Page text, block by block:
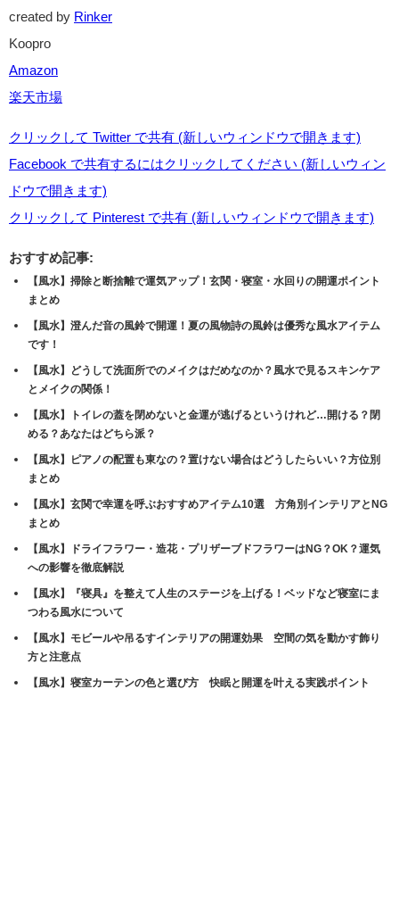
created by Rinker
Koopro
Amazon
楽天市場
クリックして Twitter で共有 (新しいウィンドウで開きます)
Facebook で共有するにはクリックしてください (新しいウィン
ドウで開きます)
クリックして Pinterest で共有 (新しいウィンドウで開きます)
おすすめ記事:
【風水】掃除と断捨離で運気アップ！玄関・寝室・水回りの開運ポイント
まとめ
【風水】澄んだ音の風鈴で開運！夏の風物詩の風鈴は優秀な風水アイテム
です！
【風水】どうして洗面所でのメイクはだめなのか？風水で見るスキンケア
とメイクの関係！
【風水】トイレの蓋を閉めないと金運が逃げるというけれど…開ける？閉
める？あなたはどちら派？
【風水】ピアノの配置も東なの？置けない場合はどうしたらいい？方位別
まとめ
【風水】玄関で幸運を呼ぶおすすめアイテム10選 方角別インテリアとNG
まとめ
【風水】ドライフラワー・造花・プリザーブドフラワーはNG？OK？運気
への影響を徹底解説
【風水】『寝具』を整えて人生のステージを上げる！ベッドなど寝室にま
つわる風水について
【風水】モビールや吊るすインテリアの開運効果 空間の気を動かす飾り
方と注意点
【風水】寝室カーテンの色と選び方 快眠と開運を叶える実践ポイント